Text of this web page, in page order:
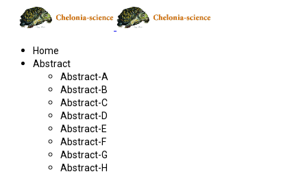
Home
Abstract
Abstract-A
Abstract-B
Abstract-C
Abstract-D
Abstract-E
Abstract-F
Abstract-G
Abstract-H